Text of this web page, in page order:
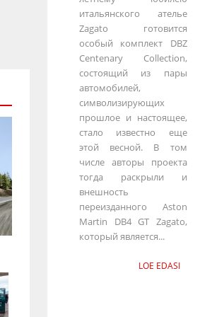
итальянского ателье
Zagato готовится
особый комплект DBZ
Centenary Collection,
состоящий из пары
автомобилей,
символизирующих
прошлое и настоящее,
стало известно еще
этой весной. В том
числе авторы проекта
тогда раскрыли и
внешность
переизданного Aston
Martin DB4 GT Zagato,
который является...
LOE EDASI